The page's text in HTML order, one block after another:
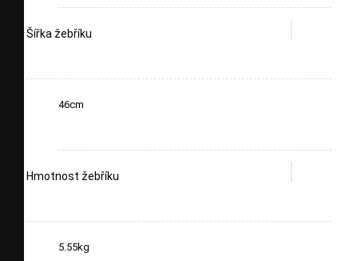
Šířka žebříku
46cm
Hmotnost žebříku
5.55kg